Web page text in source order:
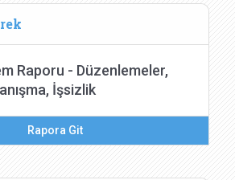
Raporu - Düzenlemeler,
İşsizlik
Rapora Git